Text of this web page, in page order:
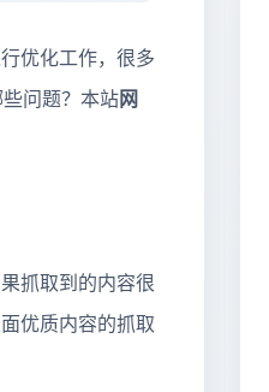
优化工作，很多
问题？本站网
抓取到的内容很
优质内容的抓取